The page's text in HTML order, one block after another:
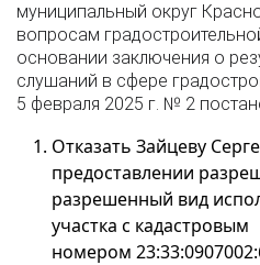
муниципальный округ
вопросам
основании заключения о
слушаний в сфере
5 февраля 2025 г. № 2
Отказать Зайцеву
предоставлении
разрешенный вид
участка с кадастровым
номером